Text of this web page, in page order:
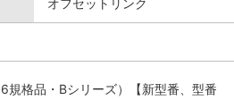
オフセットリンク
規格品・Bシリーズ）【新型番、型番